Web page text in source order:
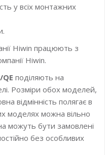
у всіх монтажних
Hiwin працюють з
Hiwin.
QE поділяють на
Розміри обох моделей,
відмінність полягає в
моделях можна вільно
можуть бути замовлені
без особливих